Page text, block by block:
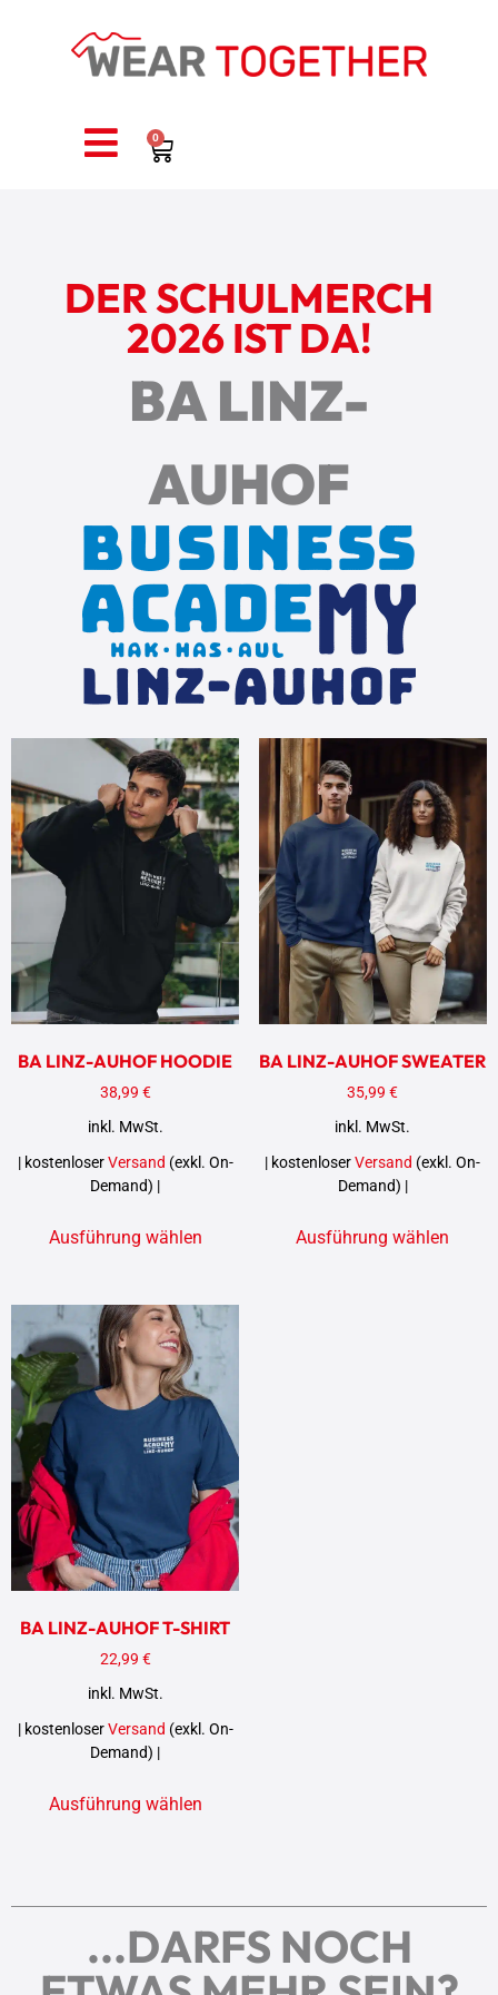
0
DER SCHULMERCH
2026 IST DA!
BA LINZ-
AUHOF
BA LINZ-AUHOF HOODIE
38,99 €
inkl. MwSt.
| kostenloserVersand (exkl. On-
Demand) |
Ausführung wählen
BA LINZ-AUHOF SWEATER
35,99€
inkl. MwSt.
| kostenloserVersand (exkl. On-
Demand) |
Ausführung wählen
BA LINZ-AUHOF T-SHIRT
22,99 €
inkl. MwSt.
| kostenloserVersand (exkl. On-
Demand) |
Ausführung wählen
...DARFS NOCH